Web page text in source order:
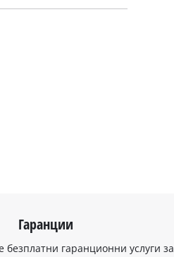
Гаранции
гаранционни услуги за